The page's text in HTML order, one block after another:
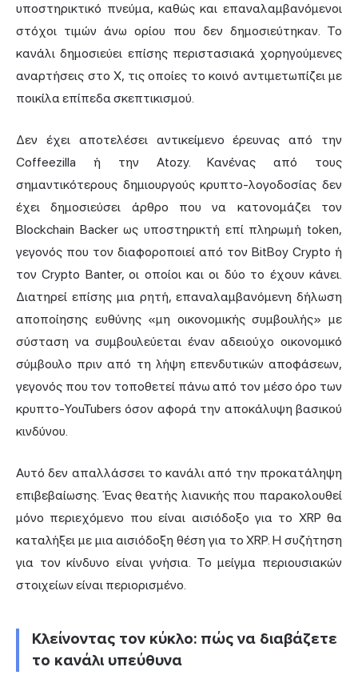
υποστηρικτικό πνεύμα, καθώς και επαναλαμβανόμενοι
στόχοι τιμών άνω ορίου που δεν δημοσιεύτηκαν. Το
κανάλι δημοσιεύει επίσης περιστασιακά χορηγούμενες
αναρτήσεις στο X, τις οποίες το κοινό αντιμετωπίζει με
ποικίλα επίπεδα σκεπτικισμού.
Δεν έχει αποτελέσει αντικείμενο έρευνας από την
Coffeezilla ή την Atozy. Κανένας από τους
σημαντικότερους δημιουργούς κρυπτο-λογοδοσίας δεν
έχει δημοσιεύσει άρθρο που να κατονομάζει τον
Blockchain Backer ως υποστηρικτή επί πληρωμή token,
γεγονός που τον διαφοροποιεί από τον BitBoy Crypto ή
τον Crypto Banter, οι οποίοι και οι δύο το έχουν κάνει.
Διατηρεί επίσης μια ρητή, επαναλαμβανόμενη δήλωση
αποποίησης ευθύνης «μη οικονομικής συμβουλής» με
σύσταση να συμβουλεύεται έναν αδειούχο οικονομικό
σύμβουλο πριν από τη λήψη επενδυτικών αποφάσεων,
γεγονός που τον τοποθετεί πάνω από τον μέσο όρο των
κρυπτο-YouTubers όσον αφορά την αποκάλυψη βασικού
κινδύνου.
Αυτό δεν απαλλάσσει το κανάλι από την προκατάληψη
επιβεβαίωσης. Ένας θεατής λιανικής που παρακολουθεί
μόνο περιεχόμενο που είναι αισιόδοξο για το XRP θα
καταλήξει με μια αισιόδοξη θέση για το XRP. Η συζήτηση
για τον κίνδυνο είναι γνήσια. Το μείγμα περιουσιακών
στοιχείων είναι περιορισμένο.
Κλείνοντας τον κύκλο: πώς να διαβάζετε
το κανάλι υπεύθυνα